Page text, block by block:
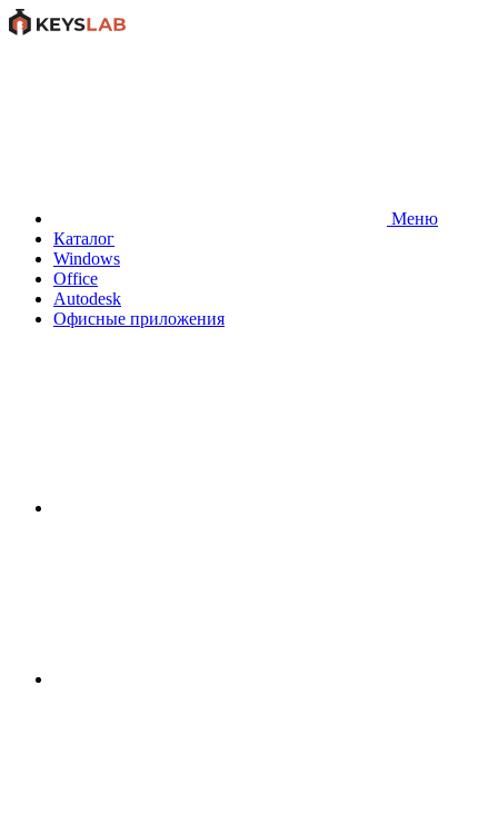
Меню
Каталог
Windows
Office
Autodesk
Офисные приложения